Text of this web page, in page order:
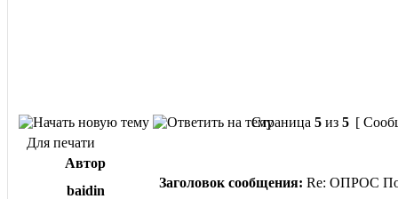
Страница 5 из 5 [
Для печати
Автор
baidin
Заголовок сообщения: Re: ОПРОС